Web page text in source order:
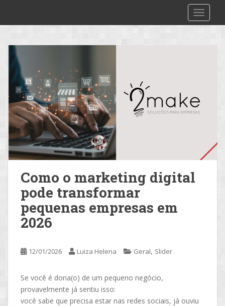
i
Como o marketing digital
pode transformar
pequenas empresas em
2026
12/01/2026 Luiza Helena Geral, Slider
Se você é dona(o) de um pequeno negócio,
provavelmente já sentiu isso:
você sabe que precisa estar nas redes sociais, já ouviu